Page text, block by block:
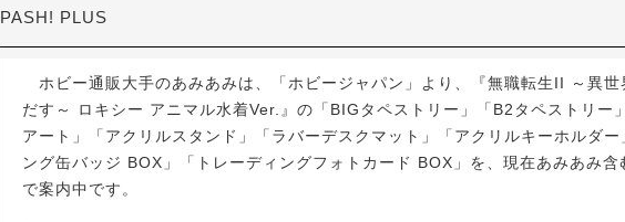
PASH! PLUS
ホビー通販大手のあみあみは、「ホビージャパン」より、『無職転生II ～異世
だす～ ロキシー アニマル水着Ver.』の「BIGタペストリー」「B2タペストリー
アート」「アクリルスタンド」「ラバーデスクマット」「アクリルキーホルダ
ング缶バッジ BOX」「トレーディングフォトカード BOX」を、現在あみあみ含
で案内中です。